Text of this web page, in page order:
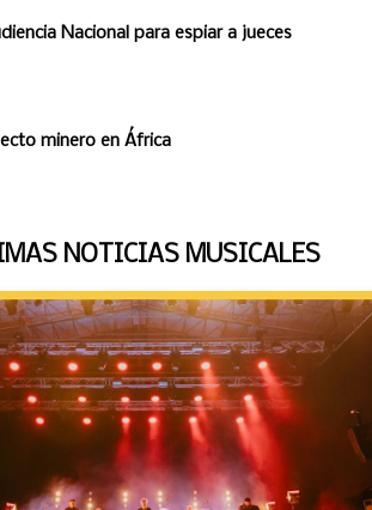
Nacional para espiar a jueces
minero en África
NOTICIAS MUSICALES